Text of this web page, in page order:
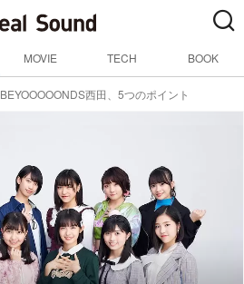
MOVIE TECH BOOK
BEYOOOOONDS西田、5つのポイント